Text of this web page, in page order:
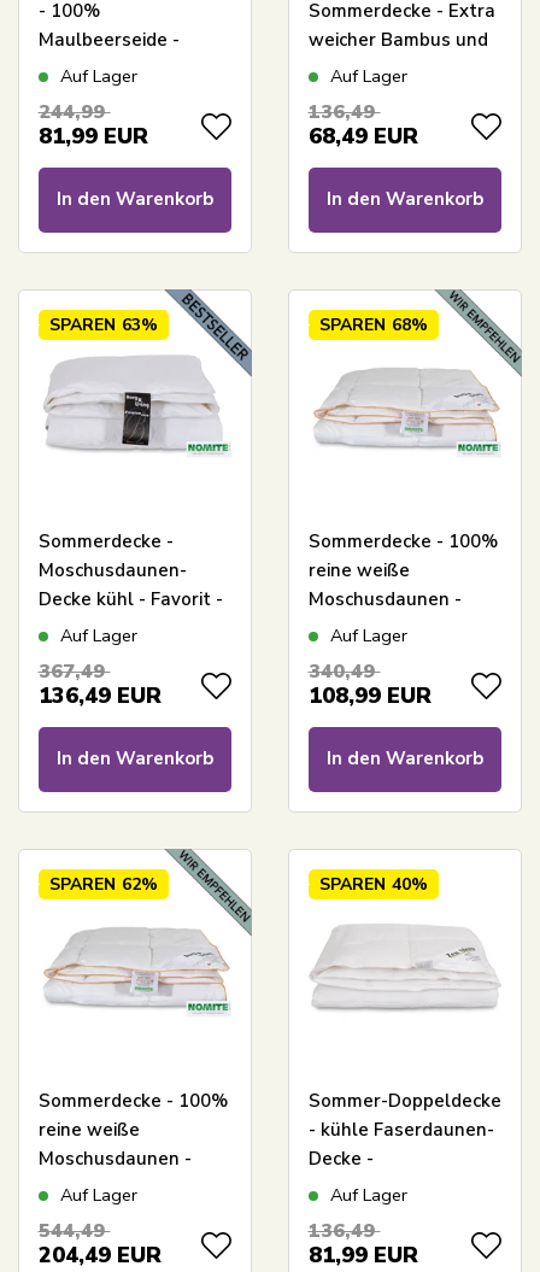
- 100%
Maulbeerseide -
temperaturregulierende
150x210 cm - Borg
Auf Lager
244,99
81,99 EUR
In den Warenkorb
Sommerdecke - Extra
weicher Bambus und
dunenähnliche Fasern
Living
Auf Lager
136,49
68,49 EUR
In den Warenkorb
SPAREN 63%
Sommerdecke -
Moschusdaunen-
Decke kühl - Favorit -
150x210 cm - Bestes
Angebot für
Auf Lager
367,49
136,49 EUR
In den Warenkorb
SPAREN 68%
Sommerdecke - 100%
reine weiße
Moschusdaunen -
150x210 cm - Leichte
Daunendecke von
Auf Lager
340,49
108,99 EUR
In den Warenkorb
SPAREN 62%
Sommerdecke - 100%
reine weiße
Moschusdaunen -
200x200 cm - Leichte
Sommerdaunendecke
Auf Lager
544,49
204,49 EUR
SPAREN 40%
Sommer-Doppeldecke
- kühle Faserdaunen-
Decke -
allergikerfreundliche
Zen Sleep
Auf Lager
136,49
81,99 EUR